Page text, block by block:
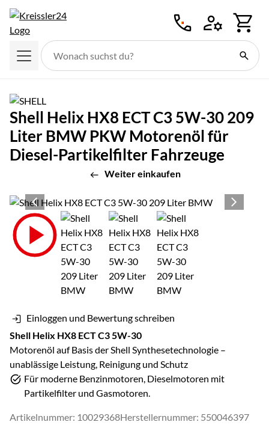
Shell Helix HX8 ECT C3 5W-30 209
Liter BMW PKW Motorenöl für
Diesel-Partikelfilter Fahrzeuge
Weiter einkaufen
Produktgalerie
Zur Kaufbox springen
Einloggen und Bewertung schreiben
Shell Helix HX8 ECT C3 5W-30
Motorenöl auf Basis der Shell Synthesetechnologie –
unablässige Leistung, Reinigung und Schutz
Für moderne Benzinmotoren, Dieselmotoren mit
Partikelfilter und Gasmotoren.
Artikelnummer: 10029368Herstellernummer: 550046397